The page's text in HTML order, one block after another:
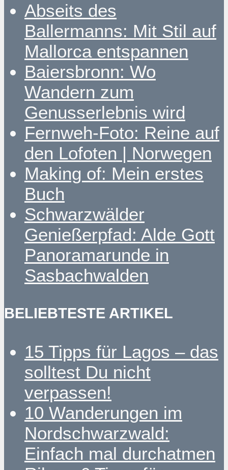
Abseits des
Ballermanns: Mit Stil auf
Mallorca entspannen
Baiersbronn: Wo
Wandern zum
Genusserlebnis wird
Fernweh-Foto: Reine auf
den Lofoten | Norwegen
Making of: Mein erstes
Buch
Schwarzwälder
Genießerpfad: Alde Gott
Panoramarunde in
Sasbachwalden
BELIEBTESTE ARTIKEL
15 Tipps für Lagos – das
solltest Du nicht
verpassen!
10 Wanderungen im
Nordschwarzwald:
Einfach mal durchatmen